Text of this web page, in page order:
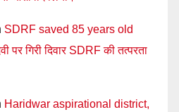
SDRF saved 85 years old
पर गिरी दिवार SDRF की तत्परता
Haridwar aspirational district,